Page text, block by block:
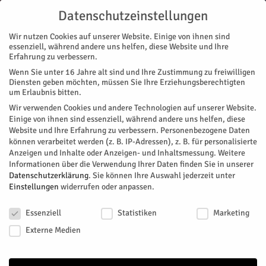
Start Magazin Festival Scheibenwelt
MAGAZIN FESTIVAL STADTTEILE JÜLICH
Datenschutzeinstellungen
Wir nutzen Cookies auf unserer Website. Einige von ihnen sind
essenziell, während andere uns helfen, diese Website und Ihre
Erfahrung zu verbessern.
Wenn Sie unter 16 Jahre alt sind und Ihre Zustimmung zu freiwilligen
Diensten geben möchten, müssen Sie Ihre Erziehungsberechtigten
um Erlaubnis bitten.
Wir verwenden Cookies und andere Technologien auf unserer Website.
Einige von ihnen sind essenziell, während andere uns helfen, diese
Website und Ihre Erfahrung zu verbessern. Personenbezogene Daten
können verarbeitet werden (z. B. IP-Adressen), z. B. für personalisierte
Anzeigen und Inhalte oder Anzeigen- und Inhaltsmessung. Weitere
Informationen über die Verwendung Ihrer Daten finden Sie in unserer
Datenschutzerklärung. Sie können Ihre Auswahl jederzeit unter
Einstellungen widerrufen oder anpassen.
Essenziell
Statistiken
Marketing
Externe Medien